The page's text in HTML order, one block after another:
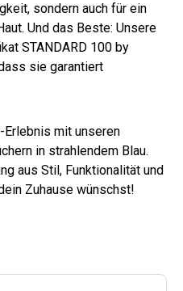
sondern auch für ein
Und das Beste: Unsere
STANDARD 100 by
sie garantiert
Erlebnis mit unseren
in strahlendem Blau.
aus Stil, Funktionalität und
Zuhause wünschst!